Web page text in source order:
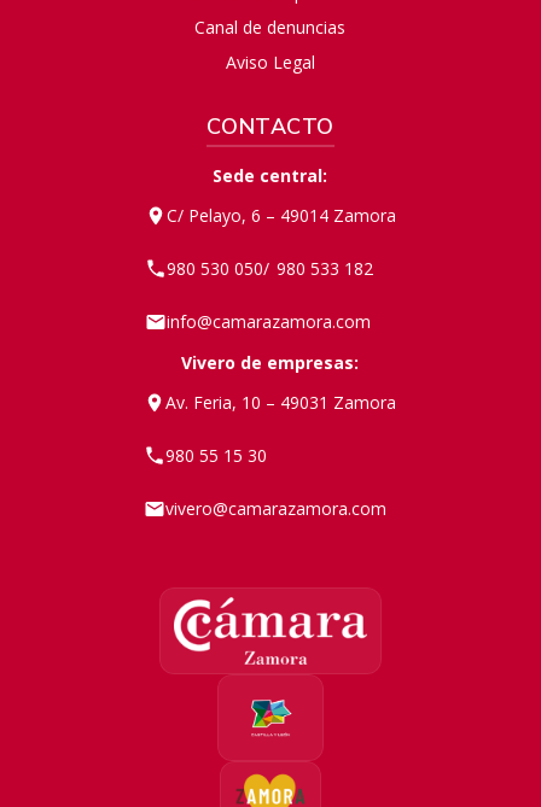
Canal de denuncias
Aviso Legal
CONTACTO
Sede central:
C/ Pelayo, 6 – 49014 Zamora
980 530 050/ 980 533 182
info@camarazamora.com
Vivero de empresas:
Av. Feria, 10 – 49031 Zamora
980 55 15 30
vivero@camarazamora.com